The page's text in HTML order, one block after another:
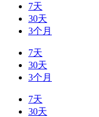
7天
30天
3个月
7天
30天
3个月
7天
30天